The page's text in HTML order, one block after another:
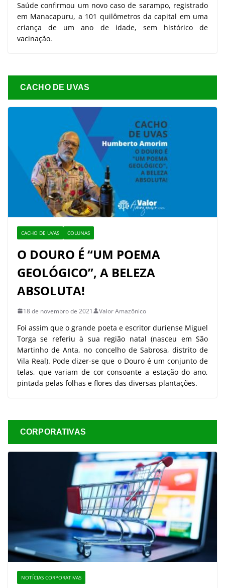
Saúde confirmou um novo caso de sarampo, registrado
em Manacapuru, a 101 quilômetros da capital em uma
criança de um ano de idade, sem histórico de
vacinação.
CACHO DE UVAS
CACHO DE UVAS COLUNAS
O DOURO É “UM POEMA
GEOLÓGICO”, A BELEZA
ABSOLUTA!
18 de novembro de 2021 Valor Amazônico
Foi assim que o grande poeta e escritor duriense Miguel
Torga se referiu à sua região natal (nasceu em São
Martinho de Anta, no concelho de Sabrosa, distrito de
Vila Real). Pode dizer-se que o Douro é um conjunto de
telas, que variam de cor consoante a estação do ano,
pintada pelas folhas e flores das diversas plantações.
CORPORATIVAS
NOTÍCIAS CORPORATIVAS